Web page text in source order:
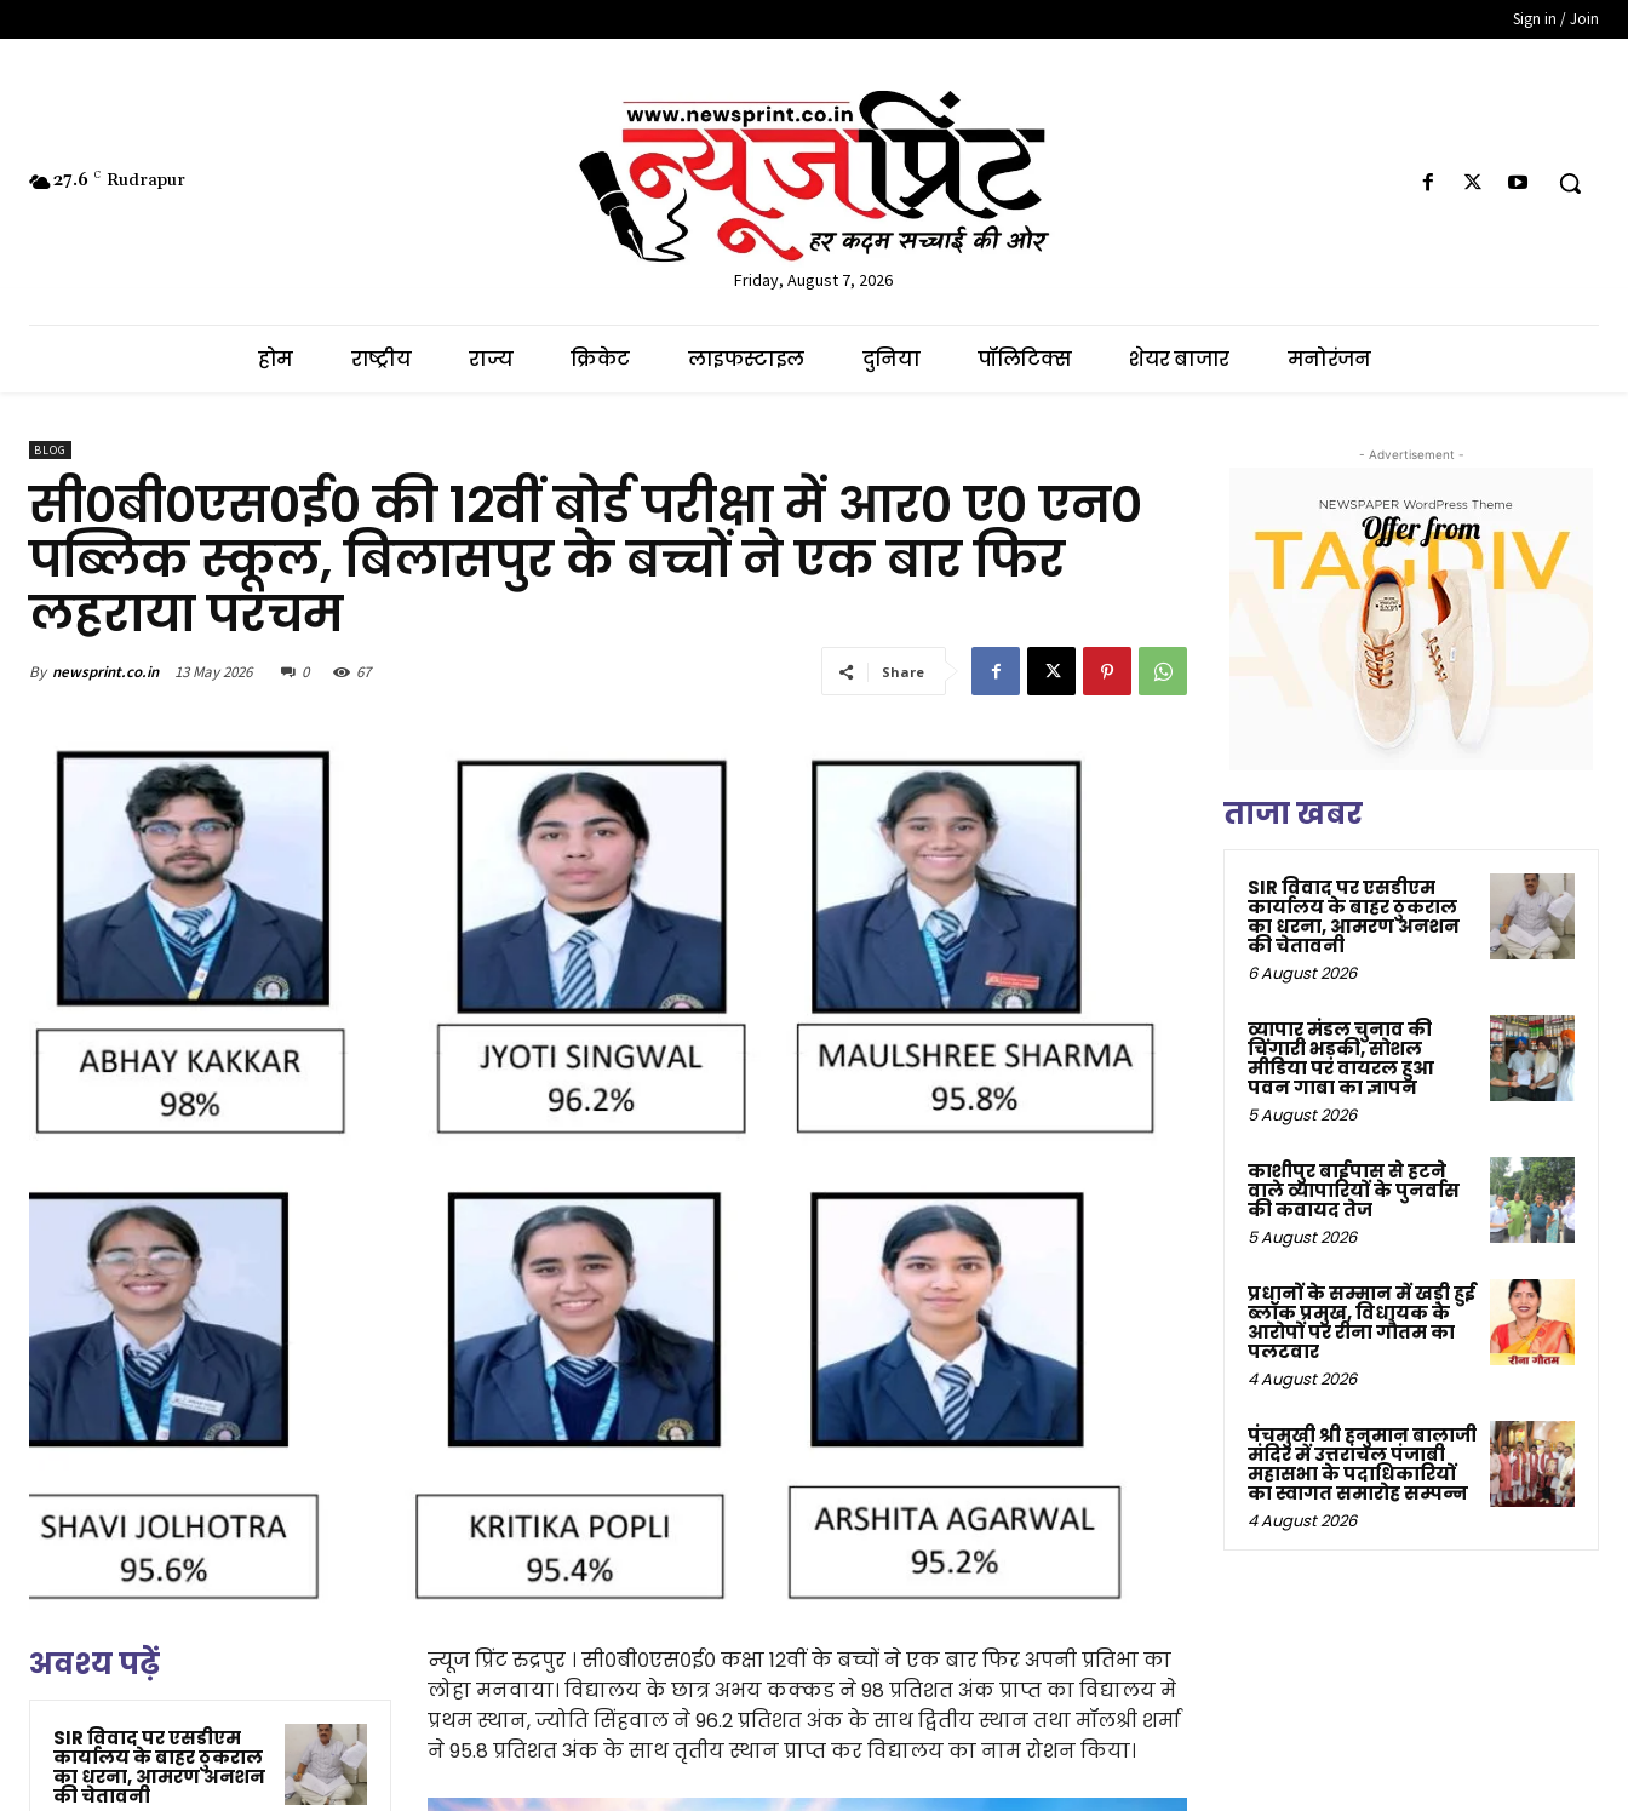
Sign in / Join
27.6 C Rudrapur
Friday, August 7, 2026
होम राष्ट्रीय राज्य क्रिकेट लाइफस्टाइल दुनिया पॉलिटिक्स शेयर बाजार मनोरंजन
BLOG
सी0बी0एस0ई0 की 12वीं बोर्ड परीक्षा में आर० ए० एन०
पब्लिक स्कूल, बिलासपुर के बच्चों ने एक बार फिर
लहराया परचम
By newsprint.co.in 13 May 2026 0 67 Share
अवश्य पढ़ें
SIR विवाद पर एसडीएम
कार्यालय के बाहर ठुकराल
का धरना, आमरण अनशन
की चेतावनी
न्यूज प्रिंट रुद्रपुर । सी०बी०एस०ई० कक्षा 12वीं के बच्चों ने एक बार फिर अपनी प्रतिभा का
लोहा मनवाया। विद्यालय के छात्र अभय कक्कड ने 98 प्रतिशत अंक प्राप्त का विद्यालय मे
प्रथम स्थान, ज्योति सिंहवाल ने 96.2 प्रतिशत अंक के साथ द्वितीय स्थान तथा मॉलश्री शर्मा
ने 95.8 प्रतिशत अंक के साथ तृतीय स्थान प्राप्त कर विद्यालय का नाम रोशन किया।
- Advertisement -
ताजा खबर
SIR विवाद पर एसडीएम
कार्यालय के बाहर ठुकराल
का धरना, आमरण अनशन
की चेतावनी
6 August 2026
व्यापार मंडल चुनाव की
चिंगारी भड़की, सोशल
मीडिया पर वायरल हुआ
पवन गाबा का ज्ञापन
5 August 2026
काशीपुर बाईपास से हटने
वाले व्यापारियों के पुनर्वास
की कवायद तेज
5 August 2026
प्रधानों के सम्मान में खड़ी हुई
ब्लॉक प्रमुख, विधायक के
आरोपों पर रीना गौतम का
पलटवार
4 August 2026
पंचमुखी श्री हनुमान बालाजी
मंदिर में उत्तरांचल पंजाबी
महासभा के पदाधिकारियों
का स्वागत समारोह सम्पन्न
4 August 2026